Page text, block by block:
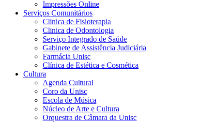
Impressões Online
Serviços Comunitários
Clinica de Fisioterapia
Clinica de Odontologia
Serviço Integrado de Saúde
Gabinete de Assistência Judiciária
Farmácia Unisc
Clínica de Estética e Cosmética
Cultura
Agenda Cultural
Coro da Unisc
Escola de Música
Núcleo de Arte e Cultura
Orquestra de Câmara da Unisc